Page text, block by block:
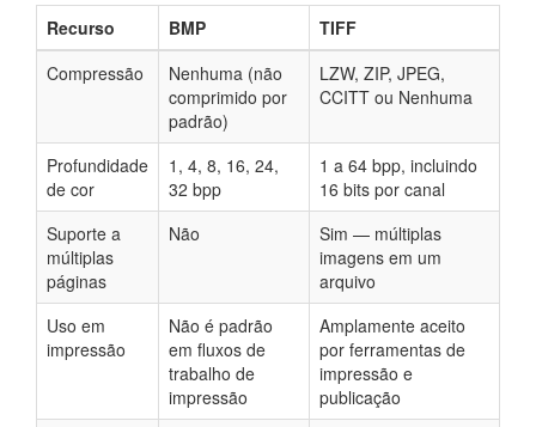
Recurso BMP
TIFF
Compressão
Nenhuma (não
comprimido por
padrão)
LZW, ZIP, JPEG,
CCITT ou Nenhuma
Profundidade
de cor
1, 4, 8, 16, 24,
32 bpp
1 a 64 bpp, incluindo
16 bits por canal
Suporte a
múltiplas
páginas
Não
Sim — múltiplas
imagens em um
arquivo
Uso em
impressão
Não é padrão
em fluxos de
trabalho de
impressão
Amplamente aceito
por ferramentas de
impressão e
publicação